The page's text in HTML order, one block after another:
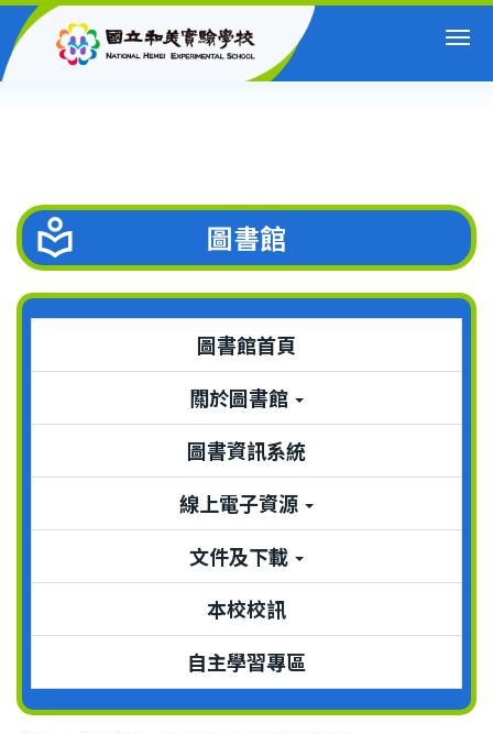
跳
到
圖書館
圖書館首頁
關於圖書館
圖書資訊系統
線上電子資源
文件及下載
本校校訊
自主學習專區